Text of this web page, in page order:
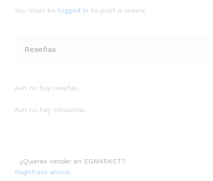
You must be logged in to post a review.
Reseñas
Aún no hay reseñas.
Aún no hay consultas.
¿Quieres vender en EGMARKET?
Registrate ahora!